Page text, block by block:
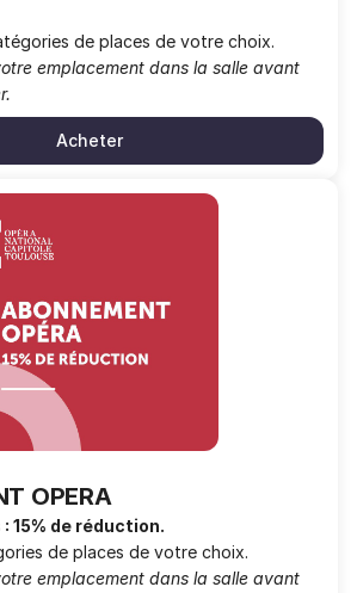
de places de votre choix.
emplacement dans la salle avant
Acheter
OPERA
: 15% de réduction.
de places de votre choix.
emplacement dans la salle avant